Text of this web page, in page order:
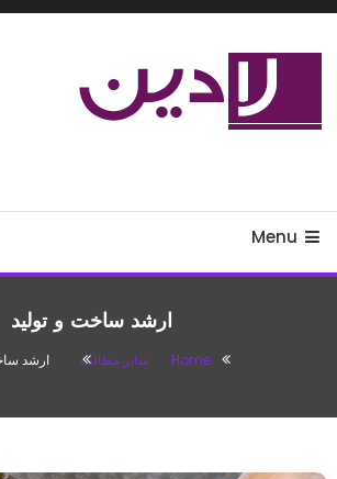
Skip
Menu
ارشد ساخت و تولید
Home سایر مطالب ارشد